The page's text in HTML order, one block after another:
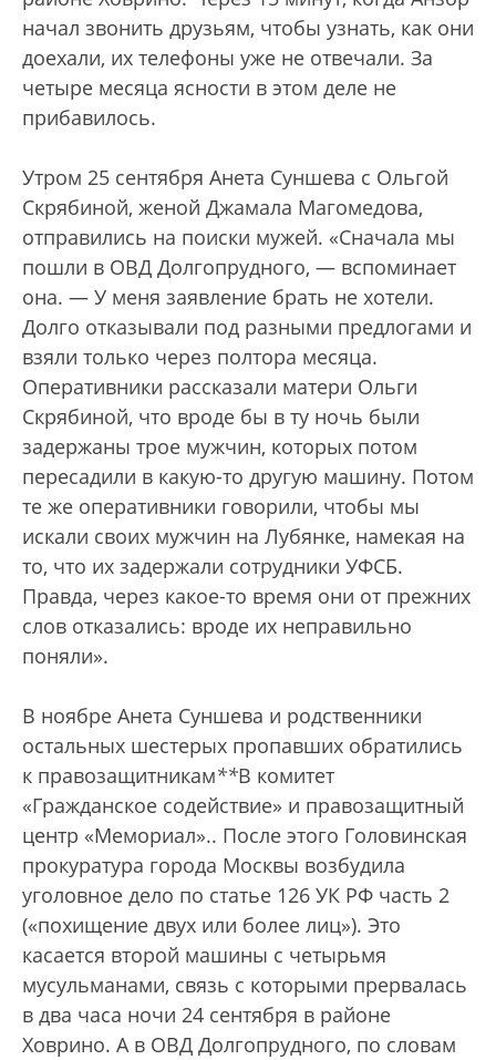
начал звонить друзьям, чтобы узнать, как они
доехали, их телефоны уже не отвечали. За
четыре месяца ясности в этом деле не
прибавилось.
Утром 25 сентября Анета Суншева с Ольгой
Скрябиной, женой Джамала Магомедова,
отправились на поиски мужей. «Сначала мы
пошли в ОВД Долгопрудного, — вспоминает
она. — У меня заявление брать не хотели.
Долго отказывали под разными предлогами и
взяли только через полтора месяца.
Оперативники рассказали матери Ольги
Скрябиной, что вроде бы в ту ночь были
задержаны трое мужчин, которых потом
пересадили в какую-то другую машину. Потом
те же оперативники говорили, чтобы мы
искали своих мужчин на Лубянке, намекая на
то, что их задержали сотрудники УФСБ.
Правда, через какое-то время они от прежних
слов отказались: вроде их неправильно
поняли».
В ноябре Анета Суншева и родственники
остальных шестерых пропавших обратились
к правозащитникам**В комитет
«Гражданское содействие» и правозащитный
центр «Мемориал».. После этого Головинская
прокуратура города Москвы возбудила
уголовное дело по статье 126 УК РФ часть 2
(«похищение двух или более лиц»). Это
касается второй машины с четырьмя
мусульманами, связь с которыми прервалась
в два часа ночи 24 сентября в районе
Ховрино. А в ОВД Долгопрудного, по словам